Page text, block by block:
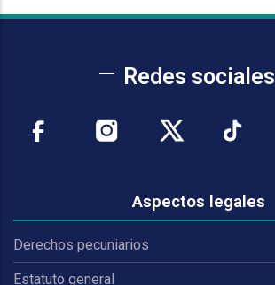
Redes sociales
Aspectos legales
Derechos pecuniarios
Estatuto general